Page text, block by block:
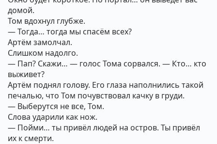
домой.
Том вдохнул глубже.
— Тогда… тогда мы спасём всех?
Артём замолчал.
Слишком надолго.
— Пап? Скажи… — голос Тома сорвался. — Кто… кто
выживет?
Артём поднял голову. Его глаза наполнились такой
печалью, что Том почувствовал качку в груди.
— Выберутся не все, Том.
Слова ударили как нож.
— Пойми… ты привёл людей на остров. Ты привёл
их к смерти.